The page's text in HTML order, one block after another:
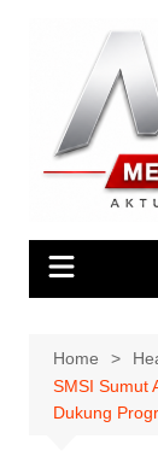
Home
SMSI Sumut
Dukung